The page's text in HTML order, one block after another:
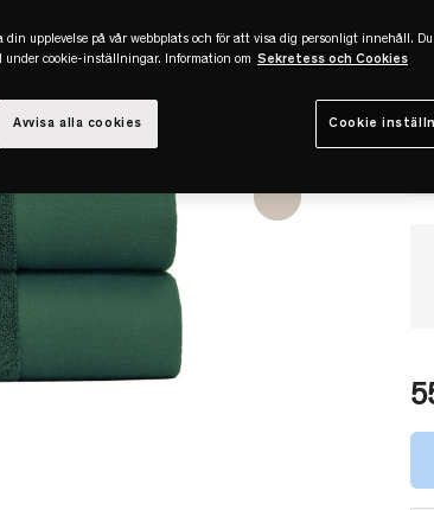
din upplevelse på vår webbplats och för att visa dig personligt innehåll.
under cookie-inställningar. Information om Sekretess och Cookies
Cookie
Avvisa alla cookies